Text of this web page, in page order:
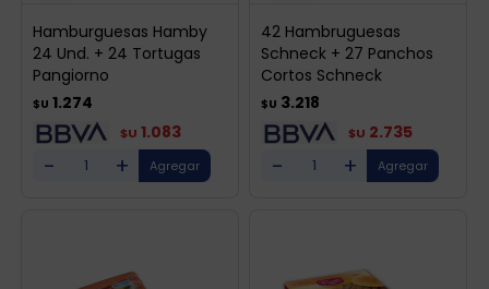
Hamburguesas Hamby
24 Und. + 24 Tortugas
Pangiorno
$U 1.274
$U 1.083
- +
42 Hambruguesas
Schneck + 27 Panchos
Cortos Schneck
$U 3.218
$U 2.735
- +